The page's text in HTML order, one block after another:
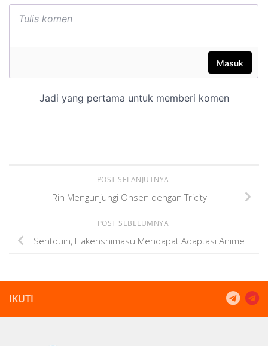
POST SELANJUTNYA
Rin Mengunjungi Onsen dengan Tricity
POST SEBELUMNYA
Sentouin, Hakenshimasu Mendapat Adaptasi Anime
IKUTI